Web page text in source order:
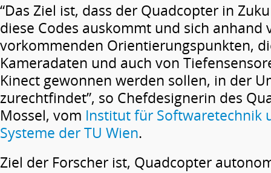
“Das Ziel ist, dass der Quadcopter in
diese Codes auskommt und sich anhand
vorkommenden Orientierungspunkten,
Kameradaten und auch von
Kinect gewonnen werden sollen, in der
zurechtfindet”, so Chefdesignerin des
Mossel, vom Institut für Softwaretechnik
Systeme der TU Wien.
Ziel der Forscher ist, Quadcopter